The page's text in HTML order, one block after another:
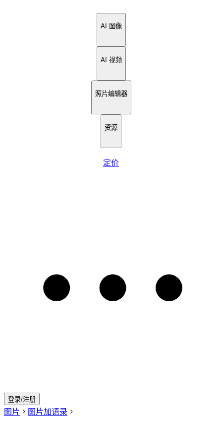
AI 图像
AI 视频
照片编辑器
资源
定价
登录/注册
图片 图片加语录